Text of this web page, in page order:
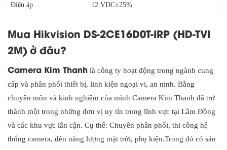
Điện áp 12 VDC±25%
Mua Hikvision DS-2CE16D0T-IRP (HD-TVI
2M)ở đâu?
Camera Kim Thanh là công ty hoạt động trong ngành cung
cấp và phân phối thiết bị, linh kiện ngoại vi, an ninh. Bằng
chuyên môn và kinh nghiệm của mình Camera Kim Thanh đã trở
thành một trong những đơn vị uy tín trong lĩnh vực tại Lâm Đồng
và các khu vực lân cận. Cụ thể: Chuyên phân phối, thi công hệ
thống camera, đèn năng lượng mặt trời, phụ kiện.Trong đó có sản